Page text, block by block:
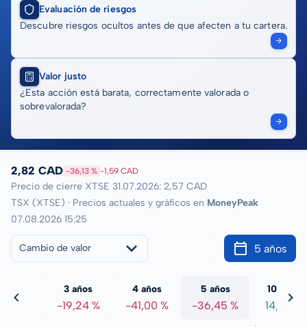
Evaluación de riesgos
Descubre riesgos ocultos antes de que afecten a tu cartera.
Valor justo
¿Esta acción está barata, correctamente valorada o
sobrevalorada?
2,82 CAD -36,13 % -1,59 CAD
Precio de cierre XTSE 31.07.2026: 2,57 CAD
TSX (XTSE) · Precios actuales y gráficos en MoneyPeak
07.08.2026 15:25
Cambio de valor 5 años
%
3 años
-19,24 %
4 años
-41,00 %
5 años
-36,45 %
10 años
14,39 %